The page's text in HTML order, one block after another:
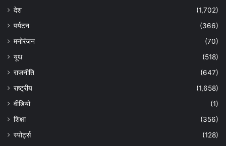
देश
(1,702)
पर्यटन
(366)
मनोरंजन
(70)
यूथ
(518)
राजनीति
(647)
राष्ट्रीय
(1,658)
वीडियो
(1)
शिक्षा
(356)
स्पोर्ट्स
(128)